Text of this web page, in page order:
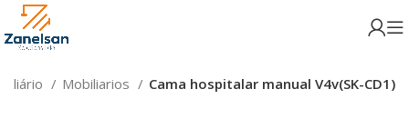
Mobiliarios Cama hospitalar manual V4v(SK-CD1)